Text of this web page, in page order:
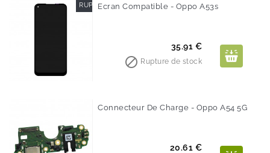
RUPTURE DE STOCK
Ecran Compatible - Oppo A53s
Prix
35.91 €
 Rupture de stock
Connecteur De Charge - Oppo A54 5G
Prix
20.61 €